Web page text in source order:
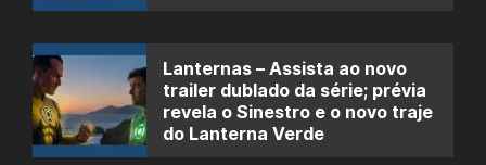
Lanternas – Assista ao novo
trailer dublado da série; prévia
revela o Sinestro e o novo traje
do Lanterna Verde